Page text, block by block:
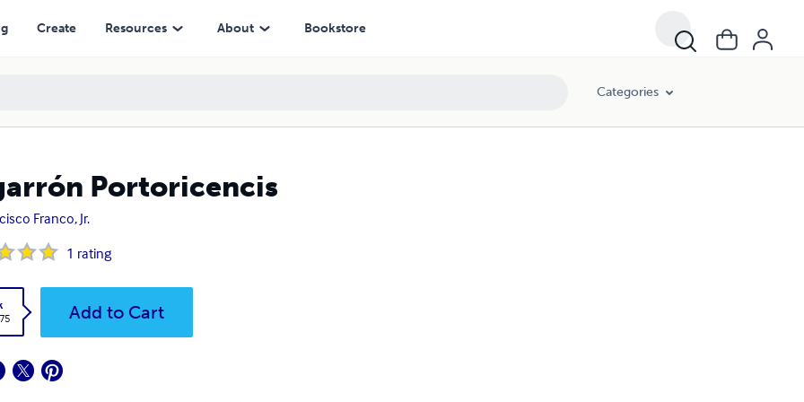
Create Resources About Bookstore
Categories
Portoricencis
Franco, Jr.
1 rating
Add to Cart